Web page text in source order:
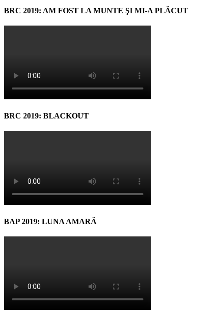
BRC 2019: AM FOST LA MUNTE ŞI MI-A PLĂCUT
BRC 2019: BLACKOUT
BAP 2019: LUNA AMARĂ